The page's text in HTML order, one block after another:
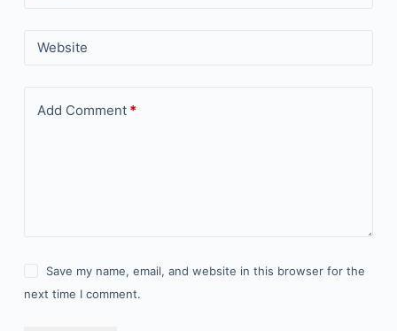
Website
Add Comment*
Save my name, email, and website in this browser for the
next time I comment.